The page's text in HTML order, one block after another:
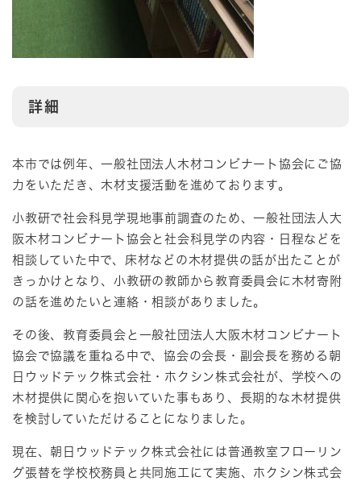
詳細
本市では例年、一般社団法人木材コンビナート協会にご協
力をいただき、木材支援活動を進めております。
小教研で社会科見学現地事前調査のため、一般社団法人大
阪木材コンビナート協会と社会科見学の内容・日程などを
相談していた中で、床材などの木材提供の話が出たことが
きっかけとなり、小教研の教師から教育委員会に木材寄附
の話を進めたいと連絡・相談がありました。
その後、教育委員会と一般社団法人大阪木材コンビナート
協会で協議を重ねる中で、協会の会長・副会長を務める朝
日ウッドテック株式会社・ホクシン株式会社が、学校への
木材提供に関心を抱いていた事もあり、長期的な木材提供
を検討していただけることになりました。
現在、朝日ウッドテック株式会社には普通教室フローリン
グ張替を学校校務員と共同施工にて実施、ホクシン株式会